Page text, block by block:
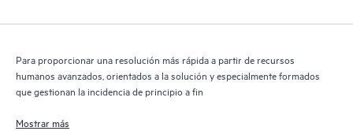
Proactive Care, que puede ayudarte a identificar y resolver los
proporciona informes trimestrales de incidentes para ayudarte
a identificar las tendencias de los problemas y evitar que estos
Para proporcionar una resolución más rápida a partir de recursos
humanos avanzados, orientados a la solución y especialmente formados
que gestionan la incidencia de principio a fin
Mostrar más